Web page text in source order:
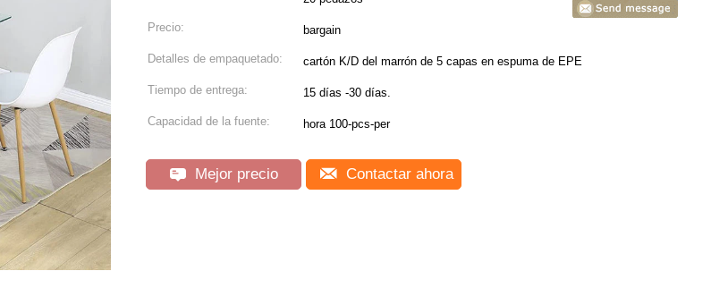
Precio: bargain
Detalles de empaquetado: cartón K/D del marrón de 5 capas en espuma de EPE
Tiempo de entrega: 15 días -30 días.
Capacidad de la fuente: hora 100-pcs-per
Mejor precio Contactar ahora